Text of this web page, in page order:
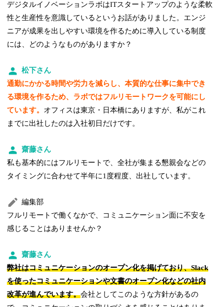
デジタルイノベーションラボはITスタートアップのような柔軟
性と生産性を意識しているというお話がありました。エンジ
ニアが成果を出しやすい環境を作るために導入している制度
には、どのようなものがありますか？
松下さん
通勤にかかる時間や労力を減らし、本質的な仕事に集中でき
る環境を作るため、ラボではフルリモートワークを可能にし
ています。 オフィスは東京・日本橋にありますが、私がこれ
までに出社したのは入社初日だけです。
齋藤さん
私も基本的にはフルリモートで、全社が集まる懇親会などの
タイミングに合わせて半年に1度程度、出社しています。
編集部
フルリモートで働くなかで、コミュニケーション面に不安を
感じることはありませんか？
齋藤さん
弊社はコミュニケーションのオープン化を掲げており、Slack
を使ったコミュニケーションや文書のオープン化などの社内
改革が進んでいます。会社としてこのような方針があるの